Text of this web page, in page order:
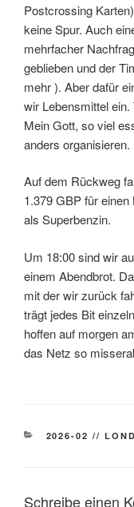
Postcrossing
keine Spur. Auch
mehrfacher
geblieben und der
mehr ). Aber dafür
wir Lebensmittel
Mein Gott, so viel
anders organisieren.
Auf dem Rückweg
1.379 GBP für
als Superbenzin.
Um 18:00 sind wir
einem Abendbrot.
mit der wir zurück
trägt jedes Bit
hoffen auf morgen
das Netz so
KATEGORIEN
2026-02 //
Schreibe einen